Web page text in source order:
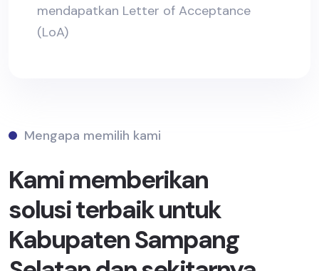
mendapatkan Letter of Acceptance
(LoA)
Mengapa memilih kami
Kami memberikan
solusi terbaik untuk
Kabupaten Sampang